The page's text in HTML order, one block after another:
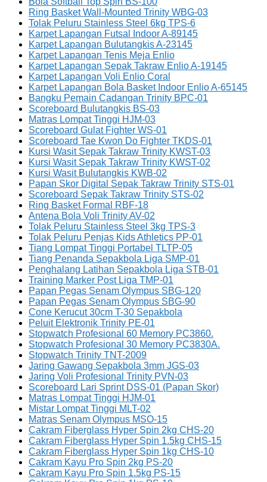
Ring Basket Wall-Mounted Trinity WBG-03
Tolak Peluru Stainless Steel 6kg TPS-6
Karpet Lapangan Futsal Indoor A-89145
Karpet Lapangan Bulutangkis A-23145
Karpet Lapangan Tenis Meja Enlio
Karpet Lapangan Sepak Takraw Enlio A-19145
Karpet Lapangan Voli Enlio Coral
Karpet Lapangan Bola Basket Indoor Enlio A-65145
Bangku Pemain Cadangan Trinity BPC-01
Scoreboard Bulutangkis BS-03
Matras Lompat Tinggi HJM-03
Scoreboard Gulat Fighter WS-01
Scoreboard Tae Kwon Do Fighter TKDS-01
Kursi Wasit Sepak Takraw Trinity KWST-03
Kursi Wasit Sepak Takraw Trinity KWST-02
Kursi Wasit Bulutangkis KWB-02
Papan Skor Digital Sepak Takraw Trinity STS-01
Scoreboard Sepak Takraw Trinity STS-02
Ring Basket Formal RBF-18
Antena Bola Voli Trinity AV-02
Tolak Peluru Stainless Steel 3kg TPS-3
Tolak Peluru Penjas Kids Athletics PP-01
Tiang Lompat Tinggi Portabel TLTP-05
Tiang Penanda Sepakbola Liga SMP-01
Penghalang Latihan Sepakbola Liga STB-01
Training Marker Post Liga TMP-01
Papan Pegas Senam Olympus SBG-120
Papan Pegas Senam Olympus SBG-90
Cone Kerucut 30cm T-30 Sepakbola
Peluit Elektronik Trinity PE-01
Stopwatch Profesional 60 Memory PC3860.
Stopwatch Profesional 30 Memory PC3830A.
Stopwatch Trinity TNT-2009
Jaring Gawang Sepakbola 3mm JGS-03
Jaring Voli Profesional Trinity PVN-03
Scoreboard Lari Sprint DSS-01 (Papan Skor)
Matras Lompat Tinggi HJM-01
Mistar Lompat Tinggi MLT-02
Matras Senam Olympus MSO-15
Cakram Fiberglass Hyper Spin 2kg CHS-20
Cakram Fiberglass Hyper Spin 1.5kg CHS-15
Cakram Fiberglass Hyper Spin 1kg CHS-10
Cakram Kayu Pro Spin 2kg PS-20
Cakram Kayu Pro Spin 1.5kg PS-15